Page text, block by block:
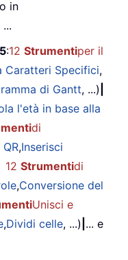
in
:12 Strumentiper il
Caratteri Specifici,
di Gantt, ...)
l'età in base alla
di
,Inserisci
12 Strumentidi
,Conversione del
Unisci e
,Dividi celle, ...) ... e